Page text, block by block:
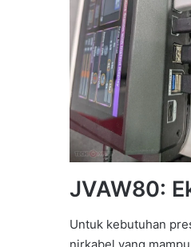
JVAW80:
Untuk kebutuhan